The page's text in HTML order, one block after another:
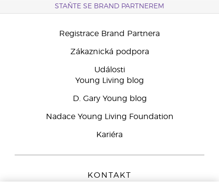
STAŇTE SE BRAND PARTNEREM
Registrace Brand Partnera
Zákaznická podpora
Události
Young Living blog
D. Gary Young blog
Nadace Young Living Foundation
Kariéra
KONTAKT